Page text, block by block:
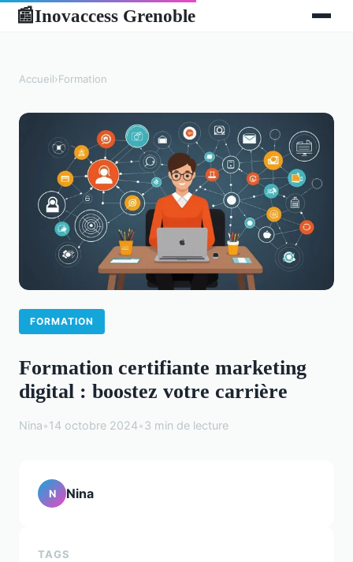
📰Inovaccess Grenoble
Accueil›Formation
FORMATION
Formation certifiante marketing
digital : boostez votre carrière
Nina•14 octobre 2024•3 min de lecture
N Nina
TAGS